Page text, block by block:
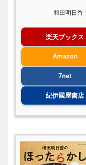
和田明日香
楽天ブックス
Amazon
7net
紀伊國屋書店